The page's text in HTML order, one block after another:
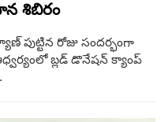
శిబిరం
పుట్టిన రోజు సందర్భంగా
బ్లడ్ డొనేషన్ క్యాంప్